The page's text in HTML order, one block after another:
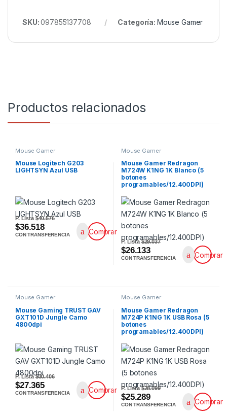
SKU:097855137708 Categoría: Mouse Gamer
Productos relacionados
Mouse Gamer
Mouse Logitech G203
LIGHTSYN Azul USB
P. Lista$40.576
$36.518
CON TRANSFERENCIA Comprar
Mouse Gamer
Mouse Gamer Redragon
M724W K1NG 1K Blanco (5
botones
programables/12.400DPI)
P. Lista$29.037
$26.133
CON TRANSFERENCIA Comprar
Mouse Gamer
Mouse Gaming TRUST GAV
GXT101D Jungle Camo
4800dpi
P. Lista$30.406
$27.365
CON TRANSFERENCIA Comprar
Mouse Gamer
Mouse Gamer Redragon
M724P K1NG 1K USB Rosa (5
botones
programables/12.400DPI)
P. Lista$28.099
$25.289
CON TRANSFERENCIA Comprar